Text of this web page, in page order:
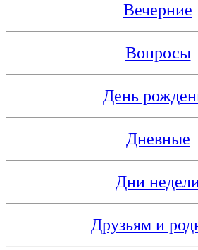
Вечерние
Вопросы
День
Дневные
Дни
Друзьям и